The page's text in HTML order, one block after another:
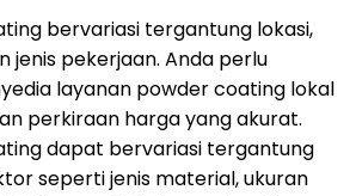
bervariasi tergantung lokasi,
jenis pekerjaan. Anda perlu
layanan powder coating lokal
perkiraan harga yang akurat.
dapat bervariasi tergantung
seperti jenis material, ukuran